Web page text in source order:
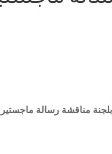
بلجنة مناقشة رسالة